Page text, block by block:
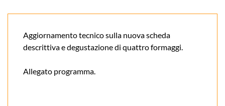
Aggiornamento tecnico sulla nuova scheda
descrittiva e degustazione di quattro formaggi.
Allegato programma.